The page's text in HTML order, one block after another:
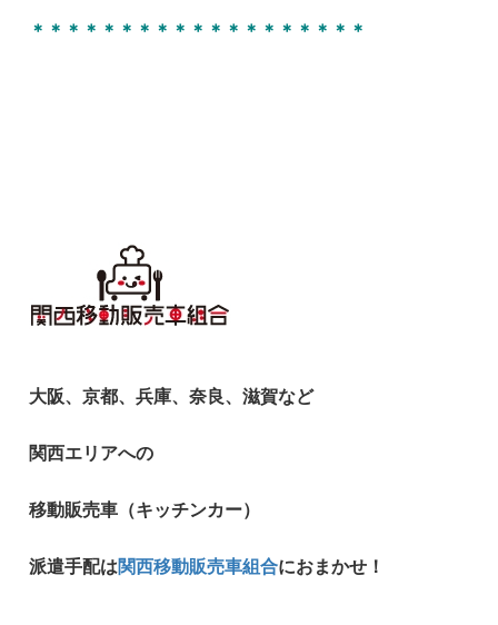
＊＊＊＊＊＊＊＊＊＊＊＊＊＊＊＊＊＊＊
大阪、京都、兵庫、奈良、滋賀など
関西エリアへの
移動販売車（キッチンカー）
派遣手配は関西移動販売車組合におまかせ！